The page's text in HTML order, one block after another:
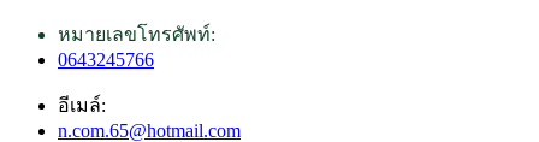
หมายเลขโทรศัพท์:
0643245766
อีเมล์:
n.com.65@hotmail.com